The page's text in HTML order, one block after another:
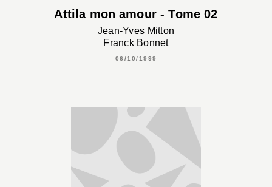
Attila mon amour - Tome 02
Jean-Yves Mitton
Franck Bonnet
06/10/1999